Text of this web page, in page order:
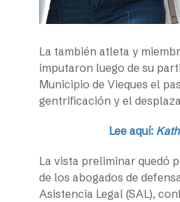
La también atleta y
imputaron luego de su
Municipio de Vieques el
gentrificación y el
Lee aquí:
La vista preliminar quedó
de los abogados de
Asistencia Legal (SAL),